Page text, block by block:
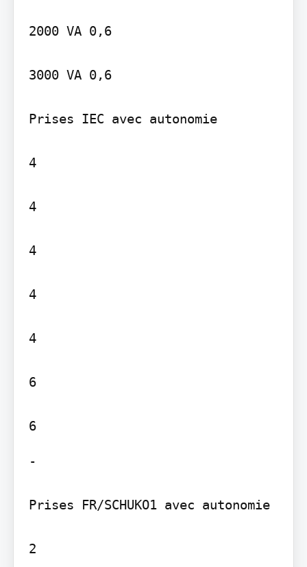
2000 VA 0,6
3000 VA 0,6
Prises IEC avec autonomie
4
4
4
4
4
6
6
-
Prises FR/SCHUKO1 avec autonomie
2